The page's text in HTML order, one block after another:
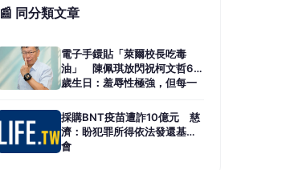
📰 同分類文章
電子手鐶貼「萊爾校長吃毒
油」 陳佩琪放閃祝柯文哲67
歲生日：羞辱性極強，但每一
採購BNT疫苗遭詐10億元 慈
濟：盼犯罪所得依法發還基金
會